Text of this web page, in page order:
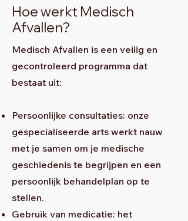
Hoe werkt Medisch
Afvallen?
Medisch Afvallen is een veilig en
gecontroleerd programma dat
bestaat uit:
Persoonlijke consultaties: onze
gespecialiseerde arts werkt nauw
met je samen om je medische
geschiedenis te begrijpen en een
persoonlijk behandelplan op te
stellen.
Gebruik van medicatie: het